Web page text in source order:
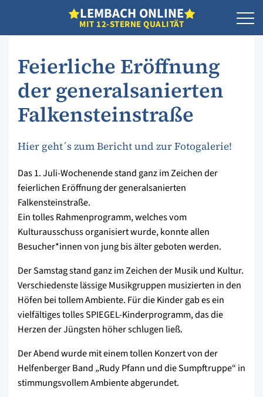
LEMBACH ONLINE
MIT 12-STERNE QUALITÄT
Feierliche Eröffnung
der generalsanierten
Falkensteinstraße
Hier geht´s zum Bericht und zur Fotogalerie!
Das 1. Juli-Wochenende stand ganz im Zeichen der
feierlichen Eröffnung der generalsanierten
Falkensteinstraße.
Ein tolles Rahmenprogramm, welches vom
Kulturausschuss organisiert wurde, konnte allen
Besucher*innen von jung bis älter geboten werden.
Der Samstag stand ganz im Zeichen der Musik und Kultur.
Verschiedenste lässige Musikgruppen musizierten in den
Höfen bei tollem Ambiente. Für die Kinder gab es ein
vielfältiges tolles SPIEGEL-Kinderprogramm, das die
Herzen der Jüngsten höher schlugen ließ.
Der Abend wurde mit einem tollen Konzert von der
Helfenberger Band „Rudy Pfann und die Sumpftruppe“ in
stimmungsvollem Ambiente abgerundet.